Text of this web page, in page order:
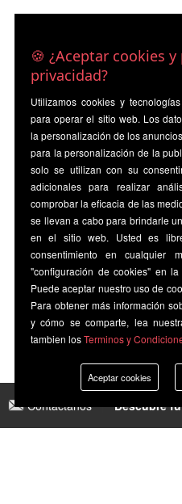
Contáctanos|Descubre
🍪 ¿Aceptar cookies
privacidad?
Utilizamos cookies y
para operar el sitio web. Los
la personalización de los
para la personalización de la
solo se utilizan con su
adicionales para realizar
comprobar la eficacia de las
se llevan a cabo para brindarle
en el sitio web. Usted es
consentimiento en cualquier
"configuración de cookies" en
Puede aceptar nuestro uso de
Para obtener más información
y cómo se comparte, lea
tambien losTerminos y
Aceptar cookies